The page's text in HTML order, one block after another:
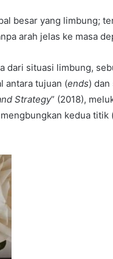
besar yang limbung;
arah jelas ke masa
dari situasi limbung,
antara tujuan (ends) dan
Strategy” (2018),
kedua